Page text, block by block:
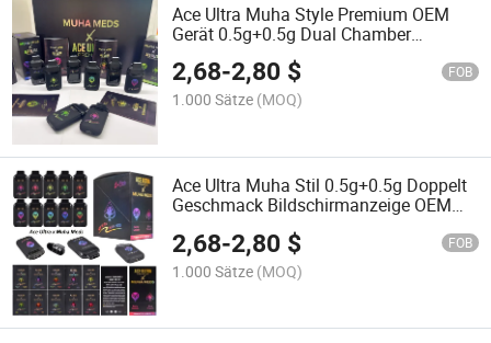
Ace Ultra Muha Style Premium OEM
Gerät 0.5g+0.5g Dual Chamber
Kompatibel mit Cookies Dabwoods
Packman Big Chief
2,68-2,80 $ FOB
1.000 Sätze (MOQ)
Ace Ultra Muha Stil 0.5g+0.5g Doppelt
Geschmack Bildschirmanzeige OEM
Packwoods
2,68-2,80 $ FOB
1.000 Sätze (MOQ)